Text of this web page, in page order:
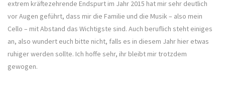
extrem kräftezehrende Endspurt im Jahr 2015 hat mir sehr deutlich
vor Augen geführt, dass mir die Familie und die Musik – also mein
Cello – mit Abstand das Wichtigste sind. Auch beruflich steht einiges
an, also wundert euch bitte nicht, falls es in diesem Jahr hier etwas
ruhiger werden sollte. Ich hoffe sehr, ihr bleibt mir trotzdem
gewogen.